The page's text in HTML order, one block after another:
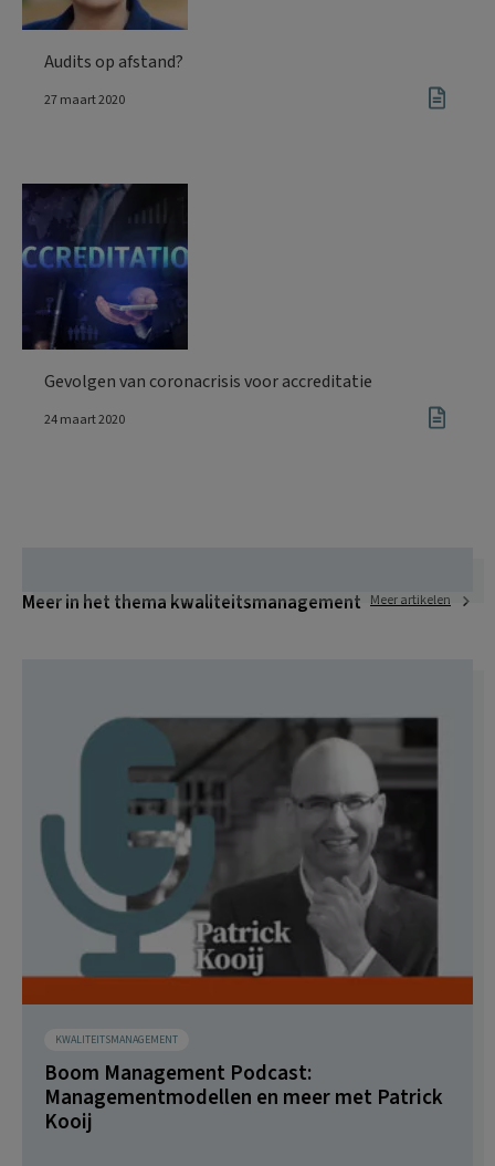
Audits op afstand?
27 maart 2020
Gevolgen van coronacrisis voor accreditatie
24 maart 2020
Meer in het thema kwaliteitsmanagement Meer artikelen
KWALITEITSMANAGEMENT
Boom Management Podcast:
Managementmodellen en meer met Patrick
Kooij